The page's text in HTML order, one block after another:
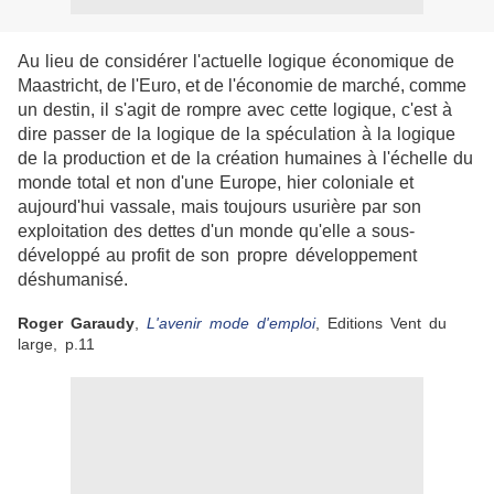
Au lieu de considérer l'actuelle logique économique de
Maastricht, de l'Euro, et de l'économie de marché, comme
un destin, il s'agit de rompre avec cette logique, c'est à
dire passer de la logique de la spéculation à la logique
de la production et de la création humaines à l'échelle du
monde total et non d'une Europe, hier coloniale et
aujourd'hui vassale, mais toujours usurière par son
exploitation des dettes d'un monde qu'elle a sous-
développé au profit de son propre développement
déshumanisé.
Roger Garaudy L'avenir mode d'emploi, Editions Vent du
large, p.11